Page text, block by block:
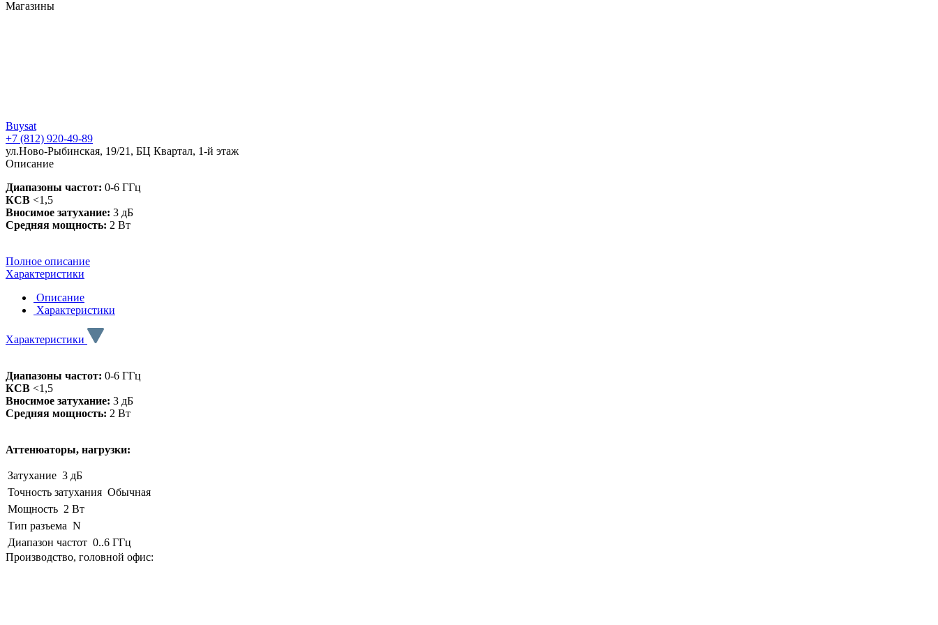
Магазины
Buysat
+7 (812) 920-49-89
ул.Ново-Рыбинская, 19/21, БЦ Квартал, 1-й этаж
Описание
Диапазоны частот: 0-6 ГГц
КСВ <1,5
Вносимое затухание: 3 дБ
Средняя мощность: 2 Вт
Полное описание
Характеристики
Описание
Характеристики
Характеристики
Диапазоны частот: 0-6 ГГц
КСВ <1,5
Вносимое затухание: 3 дБ
Средняя мощность: 2 Вт
Аттенюаторы, нагрузки:
Затухание 3 дБ
Точность затухания Обычная
Мощность 2 Вт
Тип разъема N
Диапазон частот 0..6 ГГц
Производство, головной офис: